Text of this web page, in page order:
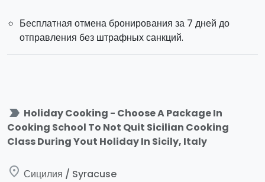
Бесплатная отмена бронирования за 7 дней до
отправления без штрафных санкций.
label_important Holiday Cooking - Choose A Package In
Cooking School To Not Quit Sicilian Cooking
Class During Yout Holiday In Sicily, Italy
place Сицилия / Syracuse